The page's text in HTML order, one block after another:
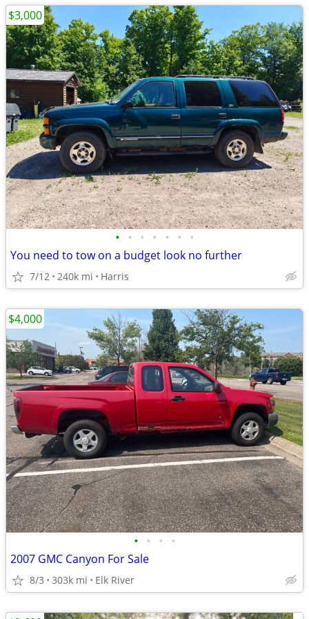
• • • • • • •
You need to tow on a budget look no further
7/12 240k mi Harris
$3,000
• • • •
2007 GMC Canyon For Sale
8/3 303k mi Elk River
$4,000